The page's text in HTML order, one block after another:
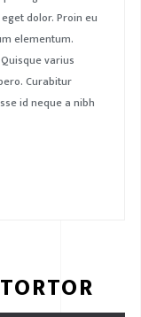
dolor. Proin eu
elementum.
varius
Curabitur
id neque a nibh